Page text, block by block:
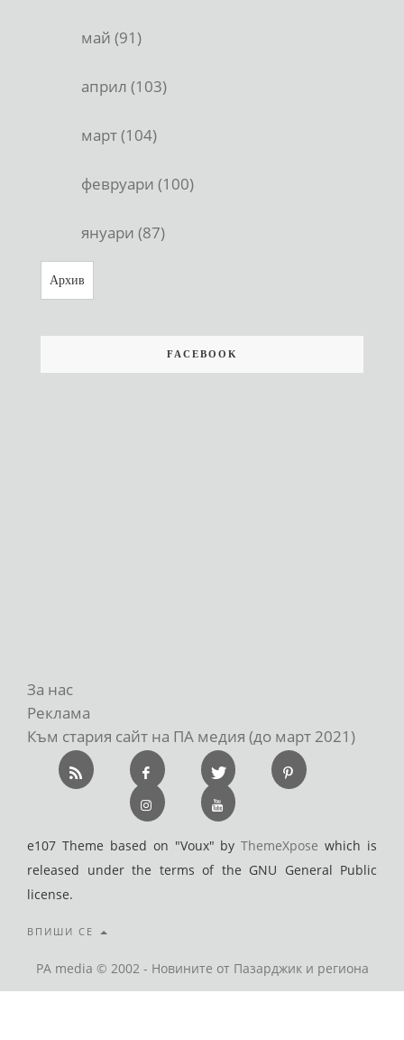
май (91)
април (103)
март (104)
февруари (100)
януари (87)
Архив
FACEBOOK
За нас
Реклама
Към стария сайт на ПА медия (до март 2021)
e107 Theme based on "Voux" byThemeXpose which is
released under the terms of the GNU General Public
license.
ВПИШИ СЕ
PA media © 2002 - Новините от Пазарджик и региона